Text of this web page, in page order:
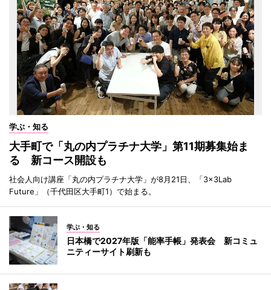
学ぶ・知る
大手町で「丸の内プラチナ大学」第11期募集始ま
る 新コース開設も
社会人向け講座「丸の内プラチナ大学」が8月21日、「3×3Lab
Future」（千代田区大手町1）で始まる。
学ぶ・知る
日本橋で2027年版「能率手帳」発表会 新コミュ
ニティーサイト刷新も